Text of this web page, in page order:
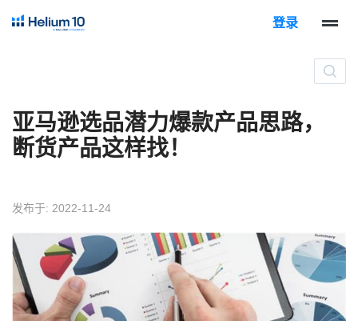
登录
亚马逊选品潜力爆款产品思路，
断货产品这样找！
发布于: 2022-11-24